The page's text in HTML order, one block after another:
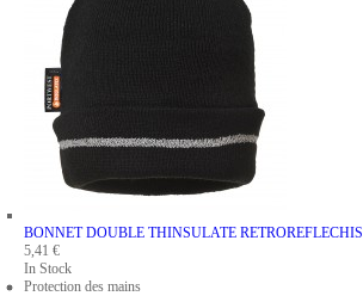
BONNET DOUBLE THINSULATE
5,41 €
In Stock
Protection des mains